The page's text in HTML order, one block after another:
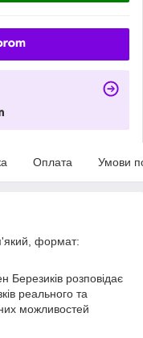
Оплата Умови
формат:
Березиків розповідає
реального та
можливостей